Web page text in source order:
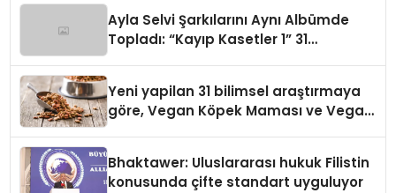
Ayla Selvi Şarkılarını Aynı Albümde
Topladı: “Kayıp Kasetler 1” 31
Yeni yapilan 31 bilimsel araştırmaya
göre, Vegan Köpek Maması ve Vegan
Bhaktawer: Uluslararası hukuk Filistin
konusunda çifte standart uyguluyor